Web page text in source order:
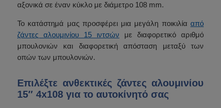
αξονικά σε έναν κύκλο με διάμετρο 108 mm.
Το κατάστημά μας προσφέρει μια μεγάλη ποικιλία από
ζάντες αλουμινίου 15 ιντσών με διαφορετικό αριθμό
μπουλονιών και διαφορετική απόσταση μεταξύ των
οπών των μπουλονιών.
Επιλέξτε ανθεκτικές ζάντες αλουμινίου
15″ 4x108 για το αυτοκίνητό σας